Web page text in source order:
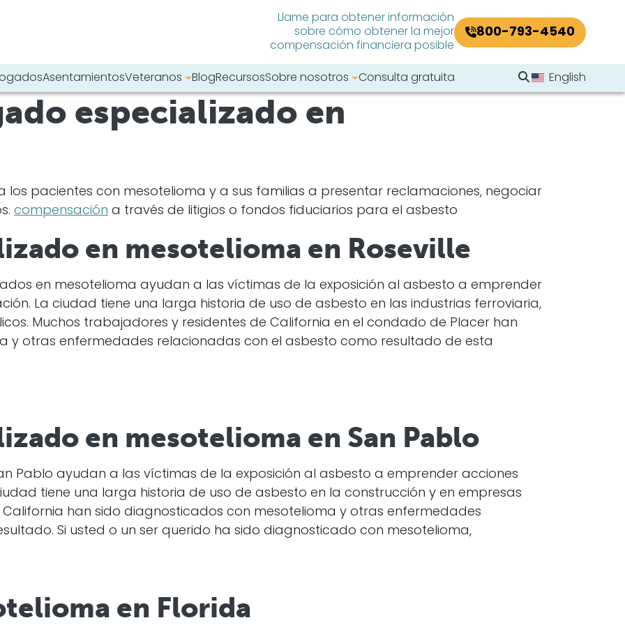
Llame para obtener información
sobre cómo obtener la mejor
compensación financiera posible
800-793-4540
AsentamientosVeteranos BlogRecursosSobre nosotros Consulta gratuita Buscar en el sitio
English
sitio web:especializado en
los pacientes con mesotelioma y a sus familias a presentar reclamaciones, negociar
compensación a través de litigios o fondos fiduciarios para el asbesto
en mesotelioma en Roseville
en mesotelioma ayudan a las víctimas de la exposición al asbesto a emprender
La ciudad tiene una larga historia de uso de asbesto en las industrias ferroviaria,
Muchos trabajadores y residentes de California en el condado de Placer han
y otras enfermedades relacionadas con el asbesto como resultado de esta
en mesotelioma en San Pablo
Pablo ayudan a las víctimas de la exposición al asbesto a emprender acciones
tiene una larga historia de uso de asbesto en la construcción y en empresas
han sido diagnosticados con mesotelioma y otras enfermedades
Si usted o un ser querido ha sido diagnosticado con mesotelioma,
en Florida